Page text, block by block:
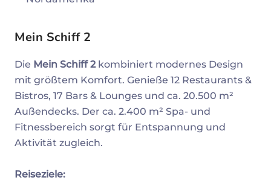
Mein Schiff 2
Die Mein Schiff 2kombiniert modernes Design
mit größtem Komfort. Genieße 12 Restaurants &
Bistros, 17 Bars & Lounges und ca. 20.500 m²
Außendecks. Der ca. 2.400 m² Spa- und
Fitnessbereich sorgt für Entspannung und
Aktivität zugleich.
Reiseziele: